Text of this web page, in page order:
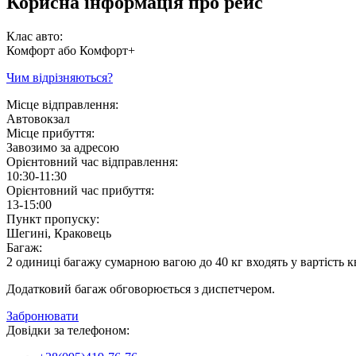
Клас авто:
Комфорт або Комфорт+
Чим відрізняються?
Місце відправлення:
Автовокзал
Місце прибуття:
Завозимо за адресою
Орієнтовний час відправлення:
10:30-11:30
Орієнтовний час прибуття:
13-15:00
Пункт пропуску:
Шегині, Краковець
Багаж:
2 одиниці багажу сумарною вагою до 40 кг входять у вартість
Додатковий багаж обговорюється з диспетчером.
Забронювати
Довідки за телефоном: